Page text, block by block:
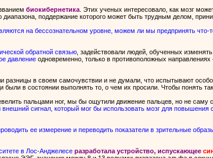
биокибернетика. Этих ученых интересовало, как мозг
поддержание которого может быть трудным делом,
на бессознательном уровне, можем ли мы предпринять что-
обратной связью, задействовали людей, обученных
давлениеодновременно, только в противоположных
разницы в своем самочувствии и не думали, что испытывают
были в состоянии выполнять то, о чем их просили. Чтобы понять
пальцами ног, мы бы ощутили движение пальцев, но не
сигнал, который мог бы использовать мозг для повышения
ее измерение и переводить показатели в зрительные
в Лос-Анджелесе разработала устройство, испускающее